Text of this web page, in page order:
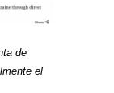
de
el